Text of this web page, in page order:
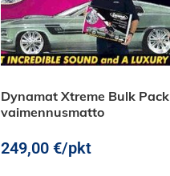
Dynamat Xtreme Bulk Pack
vaimennusmatto
249,00 €/pkt